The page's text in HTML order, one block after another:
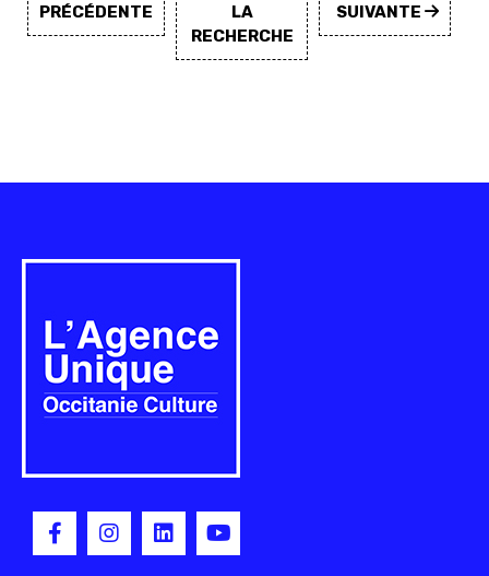
PRÉCÉDENTE
LA
RECHERCHE
SUIVANTE